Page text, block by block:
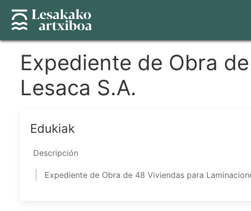
contenido
principal
Expediente de Obra
Lesaca S.A.
Edukiak
Descripción
Expediente de Obra de 48 Viviendas para